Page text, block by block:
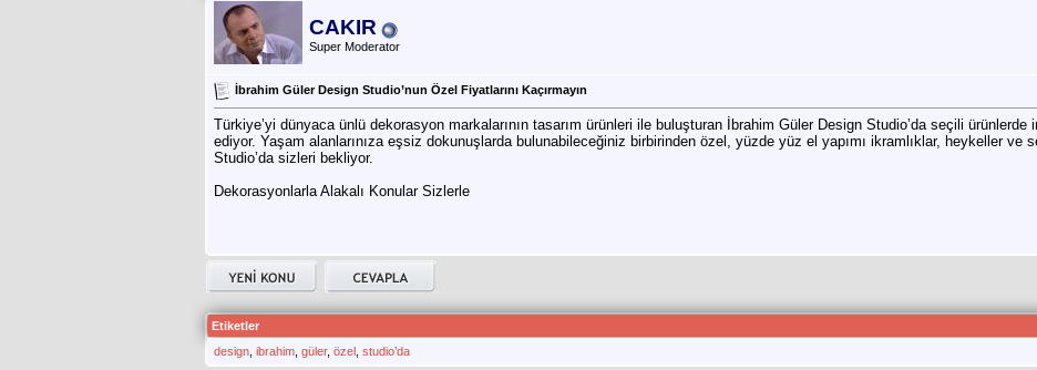
CAKIR
Super Moderator
İbrahim Güler Design Studio’nun Özel Fiyatlarını Kaçırmayın
Türkiye’yi dünyaca ünlü dekorasyon markalarının tasarım ürünleri ile buluşturan İbrahim Güler Design Studio’da seçili
ediyor. Yaşam alanlarınıza eşsiz dokunuşlarda bulunabileceğiniz birbirinden özel, yüzde yüz el yapımı ikramlıklar, heykeller ve
Studio’da sizleri bekliyor.
Dekorasyonlarla Alakalı Konular Sizlerle
Etiketler
design ibrahim güler, özel studio’da